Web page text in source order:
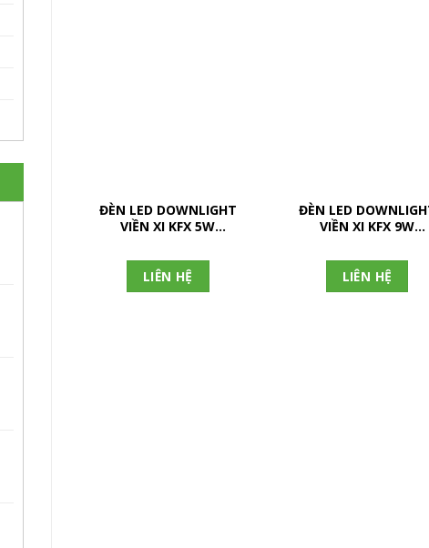
ĐÈN LED DOWNLIGHT
VIỀN XI KFX 5W
LIÊN HỆ
ĐÈN LED
VIỀN XI KFX 9W
LIÊN HỆ